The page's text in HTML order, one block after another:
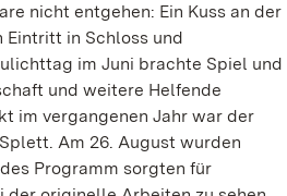
nicht entgehen: Ein Kuss an der
Eintritt in Schloss und
im Juni brachte Spiel und
und weitere Helfende
im vergangenen Jahr war der
Am 26. August wurden
Programm sorgten für